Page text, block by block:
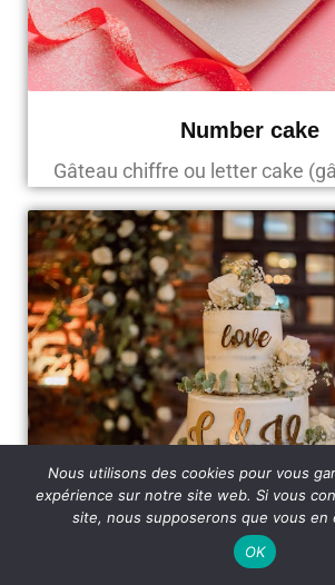
Number cake
Gâteau chiffre ou letter cake
Wedding cake
Nous utilisons des cookies pour vous
expérience sur notre site web. Si vous
site, nous supposerons que vous en
OK